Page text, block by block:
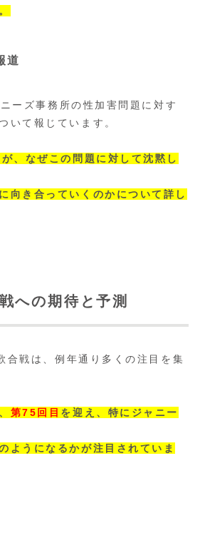
道
ーズ事務所の性加害問題に対す
いて報じています。
、なぜこの問題に対して沈黙し
向き合っていくのかについて詳し
への期待と予測
戦は、例年通り多くの注目を集
第75回目 を迎え、特にジャニー
ようになるかが注目されていま